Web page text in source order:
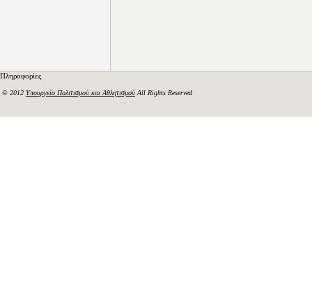
Πληροφορίες
© 2012 Υπουργείο Πολιτισμού και Αθλητισμού All Rights Reserved